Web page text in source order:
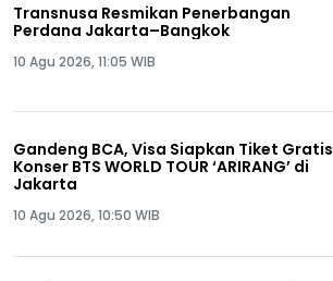
Transnusa Resmikan Penerbangan
Perdana Jakarta–Bangkok
10 Agu 2026, 11:05 WIB
Gandeng BCA, Visa Siapkan Tiket Gratis
Konser BTS WORLD TOUR ‘ARIRANG’ di
Jakarta
10 Agu 2026, 10:50 WIB